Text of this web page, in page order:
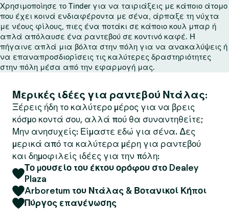
n
d
e
r
Χρησιμοποίησε το Tinder για να ταιριάξεις με κάποιο άτομο
που έχει κοινά ενδιαφέροντα με σένα, άρπαξε τη νύχτα
με νέους φίλους, πιες ένα ποτάκι σε κάποιο κουλ μπαρ ή
απλά απόλαυσε ένα ραντεβού σε κοντινό καφέ. Ή
πήγαινε απλά μια βόλτα στην πόλη για να ανακαλύψεις ή
να επαναπροσδιορίσεις τις καλύτερες δραστηριότητες
στην πόλη μέσα από την εφαρμογή μας.
Μερικές ιδέες για ραντεβού Ντάλας:
Ξέρεις ήδη το καλύτερο μέρος για να βρεις
κόσμο κοντά σου, αλλά πού θα συναντηθείτε;
Μην ανησυχείς: Είμαστε εδώ για σένα. Δες
μερικά από τα καλύτερα μέρη για ραντεβού
και δημοφιλείς ιδέες για την πόλη:
Το μουσείο του έκτου ορόφου στο Dealey
Plaza
Arboretum του Ντάλας & Βοτανικοί Κήποι
Πύργος επανένωσης